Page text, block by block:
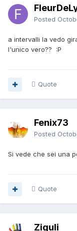
Posted
a intervalli la vedo
l'unico vero?? :P
Quote
Fenix73
Posted
Si vede che sei una
Quote
Ziguli